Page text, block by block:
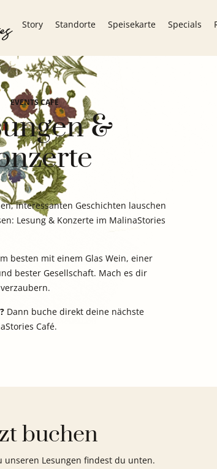
Story Standorte Speisekarte Specials
EVENTS CAFÉ
&
interessanten Geschichten lauschen
Lesung & Konzerte im MalinaStories
besten mit einem Glas Wein, einer
bester Gesellschaft. Mach es dir
Dann buche direkt deine nächste
Café.
buchen
unseren Lesungen findest du unten.